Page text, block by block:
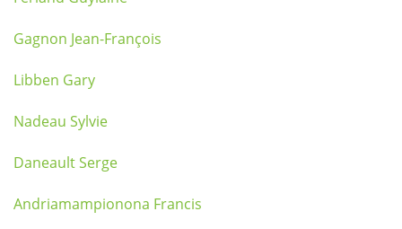
Gagnon Jean-François
Libben Gary
Nadeau Sylvie
Daneault Serge
Andriamampionona Francis